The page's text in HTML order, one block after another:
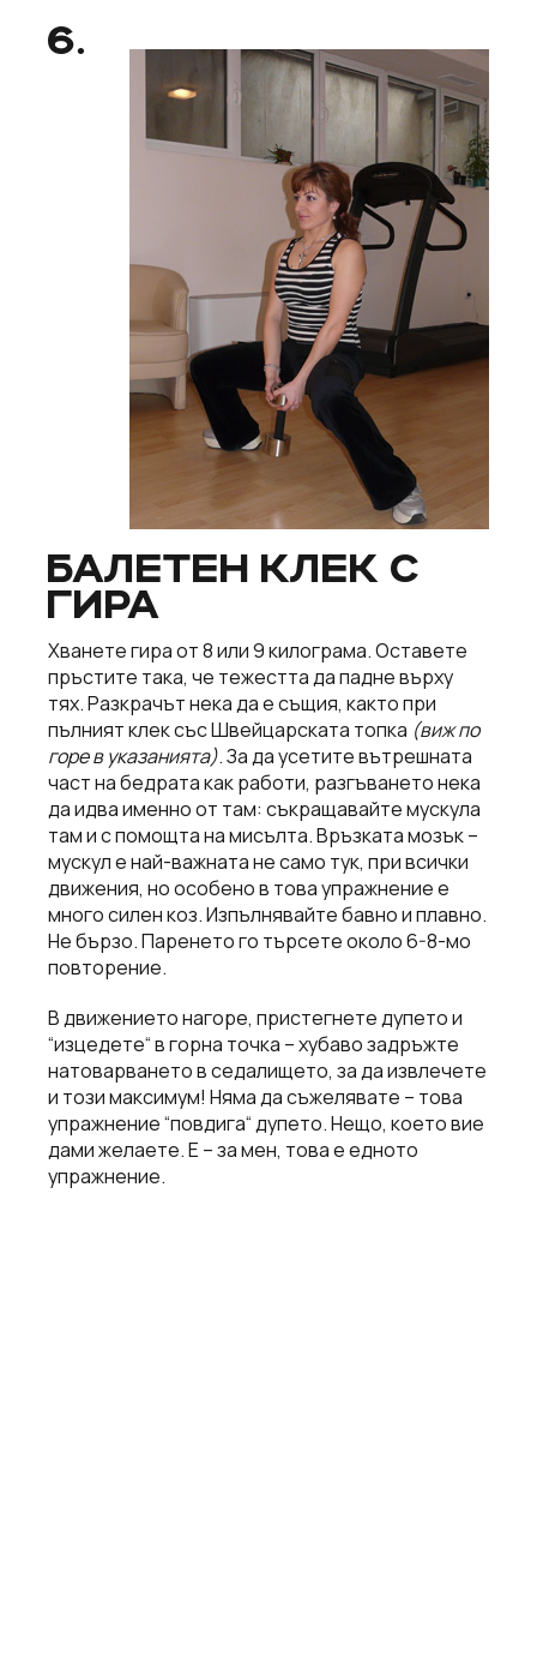
6.
БAЛЕТЕН КЛЕК С
ГИРА
Хванете гира от 8 или 9 килограма. Оставете
пръстите така, че тежестта да падне върху
тях. Разкрачът нека да е същия, както при
пълният клек със Швейцарската топка (виж по
горе в указанията). За да усетите вътрешната
част на бедрата как работи, разгъването нека
да идва именно от там: съкращавайте мускула
там и с помощта на мисълта. Връзката мозък –
мускул е най-важната не само тук, при всички
движения, но особено в това упражнение е
много силен коз. Изпълнявайте бавно и плавно.
Не бързо. Паренето го търсете около 6-8-мо
повторение.
В движението нагоре, пристегнете дупето и
“изцедете“ в горна точка – хубаво задръжте
натоварването в седалището, за да извлечете
и този максимум! Няма да съжелявате – това
упражнение “повдига“ дупето. Нещо, което вие
дами желаете. Е – за мен, това е едното
упражнение.